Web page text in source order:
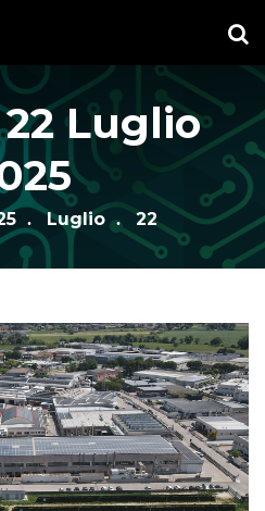
22 Luglio
Luglio 22